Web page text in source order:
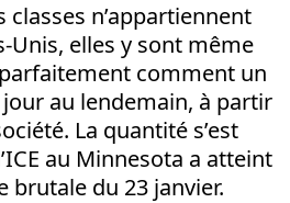
n’appartiennent
Unis, elles y sont même
comment un
au lendemain, à partir
La quantité s’est
au Minnesota a atteint
brutale du 23 janvier.